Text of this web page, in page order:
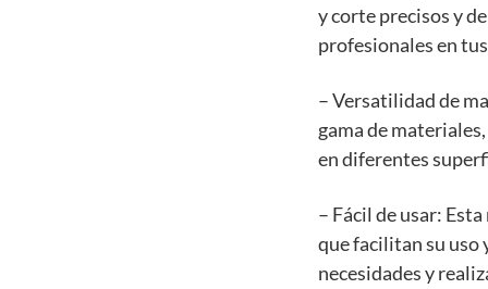
y corte precisos y
profesionales en
– Versatilidad de
gama de
en diferentes
– Fácil de usar:
que facilitan su uso
necesidades y